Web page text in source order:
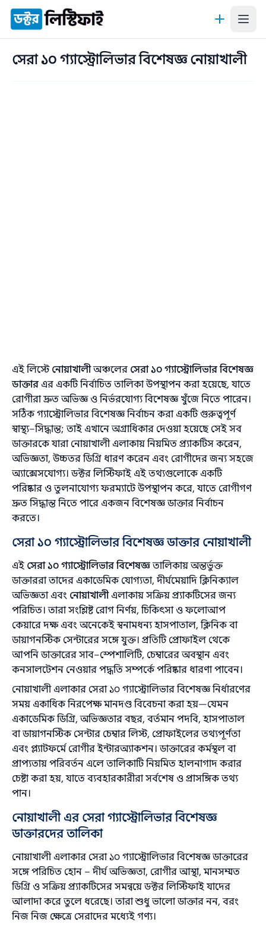
কন্টেন্টে যান
সেরা ১০ গ্যাস্ট্রোলিভার বিশেষজ্ঞ নোয়াখালী
এই লিস্টে নোয়াখালীঅঞ্চলের সেরা ১০ গ্যাস্ট্রোলিভার বিশেষজ্ঞ
ডাক্তার এর একটি নির্বাচিত তালিকা উপস্থাপন করা হয়েছে, যাতে
রোগীরা দ্রুত অভিজ্ঞ ও নির্ভরযোগ্য বিশেষজ্ঞ খুঁজে নিতে পারেন।
সঠিক গ্যাস্ট্রোলিভার বিশেষজ্ঞ নির্বাচন করা একটি গুরুত্বপূর্ণ
স্বাস্থ্য–সিদ্ধান্ত; তাই এখানে অগ্রাধিকার দেওয়া হয়েছে সেই সব
ডাক্তারকে যারা নোয়াখালী এলাকায় নিয়মিত প্র্যাকটিস করেন,
অভিজ্ঞতা, উচ্চতর ডিগ্রি ধারণ করেন এবং রোগীদের জন্য সহজে
অ্যাক্সেসযোগ্য। ডক্টর লিস্টিফাই এই তথ্যগুলোকে একটি
পরিষ্কার ও তুলনাযোগ্য ফরম্যাটে উপস্থাপন করে, যাতে রোগীগণ
দ্রুত সিদ্ধান্ত নিতে পারে একজন বিশেষজ্ঞ ডাক্তার নির্বাচন
করতে।
সেরা ১০ গ্যাস্ট্রোলিভার বিশেষজ্ঞ ডাক্তার নোয়াখালী
এই সেরা ১০ গ্যাস্ট্রোলিভার বিশেষজ্ঞতালিকায় অন্তর্ভুক্ত
ডাক্তাররা তাদের একাডেমিক যোগ্যতা, দীর্ঘমেয়াদি ক্লিনিক্যাল
অভিজ্ঞতা এবং নোয়াখালীএলাকায় সক্রিয় প্র্যাকটিসের জন্য
পরিচিত। তারা সংশ্লিষ্ট রোগ নির্ণয়, চিকিৎসা ও ফলোআপ
কেয়ারে দক্ষ এবং অনেকেই স্বনামধন্য হাসপাতাল, ক্লিনিক বা
ডায়াগনস্টিক সেন্টারের সঙ্গে যুক্ত। প্রতিটি প্রোফাইল থেকে
আপনি ডাক্তারের সাব–স্পেশালিটি, চেম্বারের অবস্থান এবং
কনসালটেশন নেওয়ার পদ্ধতি সম্পর্কে পরিষ্কার ধারণা পাবেন।
নোয়াখালী এলাকার সেরা ১০ গ্যাস্ট্রোলিভার বিশেষজ্ঞ নির্ধারণের
সময় একাধিক নিরপেক্ষ মানদণ্ড বিবেচনা করা হয়—যেমন
একাডেমিক ডিগ্রি, অভিজ্ঞতার বছর, বর্তমান পদবি, হাসপাতাল
বা ডায়াগনস্টিক সেন্টার চেম্বার লিস্ট, প্রোফাইলের তথ্যপূর্ণতা
এবং প্ল্যাটফর্মে রোগীর ইন্টারঅ্যাকশন। ডাক্তারের কর্মস্থল বা
প্রাপ্যতায় পরিবর্তন এলে তালিকাটি নিয়মিত হালনাগাদ করার
চেষ্টা করা হয়, যাতে ব্যবহারকারীরা সর্বশেষ ও প্রাসঙ্গিক তথ্য
পান।
নোয়াখালী এর সেরা গ্যাস্ট্রোলিভার বিশেষজ্ঞ
ডাক্তারদের তালিকা
নোয়াখালী এলাকার সেরা ১০ গ্যাস্ট্রোলিভার বিশেষজ্ঞ ডাক্তারের
সঙ্গে পরিচিত হোন – দীর্ঘ অভিজ্ঞতা, রোগীর আস্থা, মানসম্মত
ডিগ্রি ও সক্রিয় প্র্যাকটিসের সমন্বয়ে ডক্টর লিস্টিফাই যাদের
আলাদা করে তুলে ধরেছে। তারা শুধু ভালো ডাক্তার নন, বরং
নিজ নিজ ক্ষেত্রে সেরাদের মধ্যেই গণ্য।